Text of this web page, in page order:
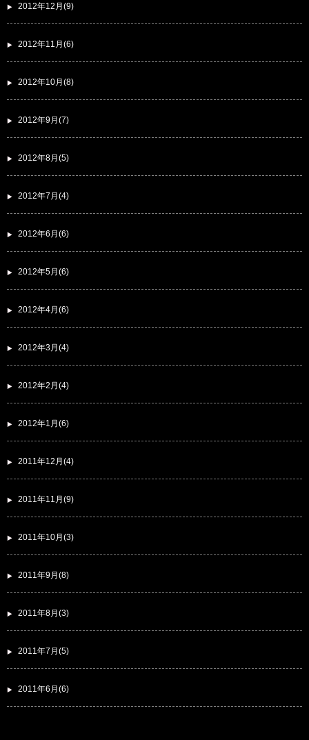
2012年12月(9)
2012年11月(6)
2012年10月(8)
2012年9月(7)
2012年8月(5)
2012年7月(4)
2012年6月(6)
2012年5月(6)
2012年4月(6)
2012年3月(4)
2012年2月(4)
2012年1月(6)
2011年12月(4)
2011年11月(9)
2011年10月(3)
2011年9月(8)
2011年8月(3)
2011年7月(5)
2011年6月(6)